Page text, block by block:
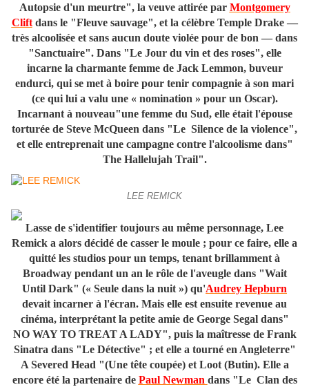
Autopsie d'un meurtre", la veuve attirée par Montgomery
Cliftdans le "Fleuve sauvage", et la célèbre Temple Drake —
très alcoolisée et sans aucun doute violée pour de bon — dans
"Sanctuaire". Dans "Le Jour du vin et des roses", elle
incarne la charmante femme de Jack Lemmon, buveur
endurci, qui se met à boire pour tenir compagnie à son mari
(ce qui lui a valu une « nomination » pour un Oscar).
Incarnant à nouveau"une femme du Sud, elle était l'épouse
torturée de Steve McQueen dans "Le Silence de la violence",
et elle entreprenait une campagne contre l'alcoolisme dans"
The Hallelujah Trail".
LEE REMICK
Lasse de s'identifier toujours au même personnage, Lee
Remick a alors décidé de casser le moule ; pour ce faire, elle a
quitté les studios pour un temps, tenant brillamment à
Broadway pendant un an le rôle de l'aveugle dans "Wait
Until Dark" (« Seule dans la nuit ») qu'Audrey Hepburn
devait incarner à l'écran. Mais elle est ensuite revenue au
cinéma, interprétant la petite amie de George Segal dans"
NO WAY TO TREAT A LADY", puis la maîtresse de Frank
Sinatra dans "Le Détective" ; et elle a tourné en Angleterre"
A Severed Head "(Une tête coupée) et Loot (Butin). Elle a
encore été la partenaire de Paul Newman dans "Le Clan des